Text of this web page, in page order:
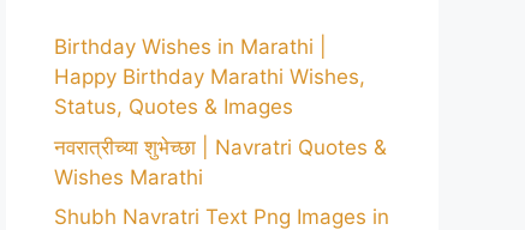
Birthday Wishes in Marathi |
Happy Birthday Marathi Wishes,
Status, Quotes & Images
नवरात्रीच्या शुभेच्छा | Navratri Quotes &
Wishes Marathi
Shubh Navratri Text Png Images in